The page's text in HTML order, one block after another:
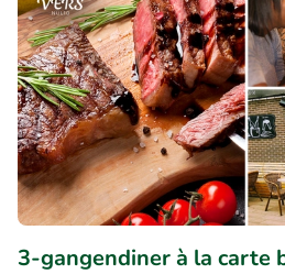
3-gangendiner à la carte